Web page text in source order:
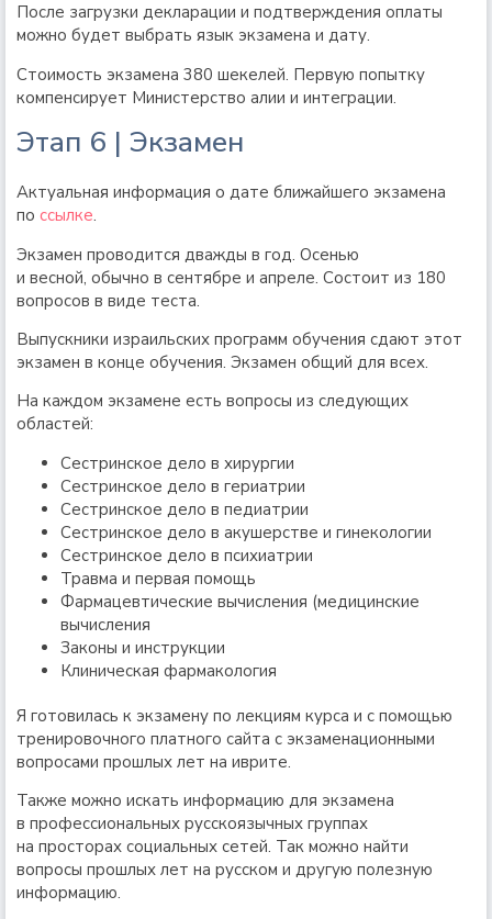
После загрузки декларации и подтверждения оплаты
можно будет выбрать язык экзамена и дату.
Стоимость экзамена 380 шекелей. Первую попытку
компенсирует Министерство алии и интеграции.
Этап 6 | Экзамен
Актуальная информация о дате ближайшего экзамена
по ссылке.
Экзамен проводится дважды в год. Осенью
и весной, обычно в сентябре и апреле. Состоит из 180
вопросов в виде теста.
Выпускники израильских программ обучения сдают этот
экзамен в конце обучения. Экзамен общий для всех.
На каждом экзамене есть вопросы из следующих
областей:
Сестринское дело в хирургии
Сестринское дело в гериатрии
Сестринское дело в педиатрии
Сестринское дело в акушерстве и гинекологии
Сестринское дело в психиатрии
Травма и первая помощь
Фармацевтические вычисления (медицинские
вычисления
Законы и инструкции
Клиническая фармакология
Я готовилась к экзамену по лекциям курса и с помощью
тренировочного платного сайта с экзаменационными
вопросами прошлых лет на иврите.
Также можно искать информацию для экзамена
в профессиональных русскоязычных группах
на просторах социальных сетей. Так можно найти
вопросы прошлых лет на русском и другую полезную
информацию.